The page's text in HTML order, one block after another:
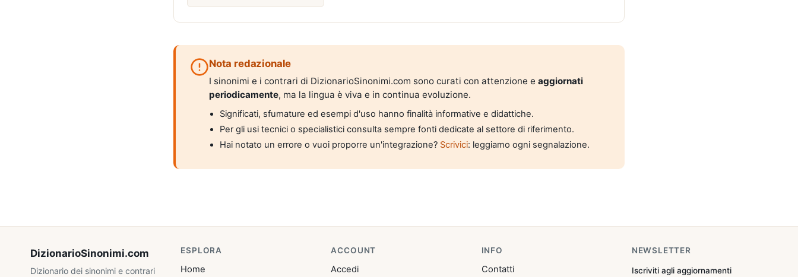
Nota redazionale
I sinonimi e i contrari di DizionarioSinonimi.com sono curati con attenzione e aggiornati
periodicamente, ma la lingua è viva e in continua evoluzione.
Significati, sfumature ed esempi d'uso hanno finalità informative e didattiche.
Per gli usi tecnici o specialistici consulta sempre fonti dedicate al settore di riferimento.
Hai notato un errore o vuoi proporre un'integrazione? Scrivici: leggiamo ogni segnalazione.
DizionarioSinonimi.com
Dizionario dei sinonimi e contrari
ESPLORA
Home
ACCOUNT
Accedi
INFO
Contatti
NEWSLETTER
Iscriviti agli aggiornamenti